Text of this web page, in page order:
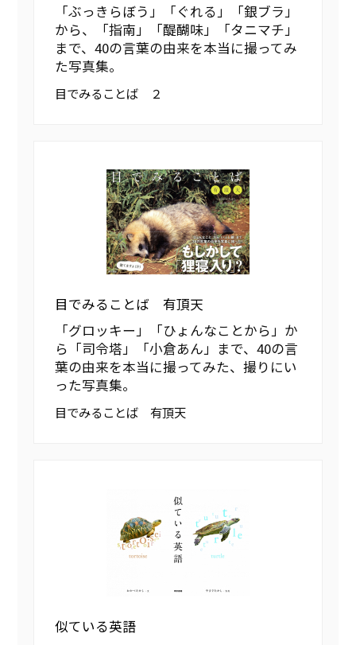
「ぶっきらぼう」「ぐれる」「銀ブラ」
から、「指南」「醍醐味」「タニマチ」
まで、40の言葉の由来を本当に撮ってみ
た写真集。
目でみることば ２
目でみることば 有頂天
「グロッキー」「ひょんなことから」か
ら「司令塔」「小倉あん」まで、40の言
葉の由来を本当に撮ってみた、撮りにい
った写真集。
目でみることば 有頂天
似ている英語